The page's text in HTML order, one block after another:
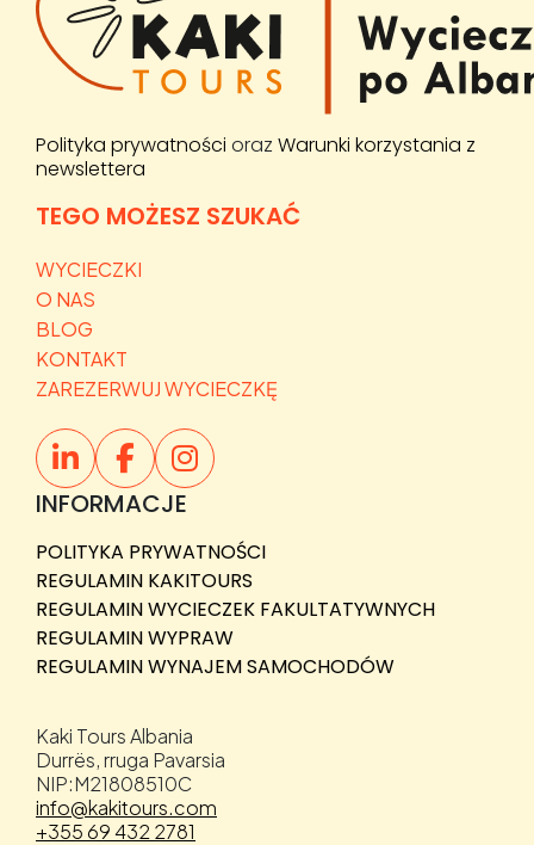
Polityka prywatności oraz Warunki korzystania z
newslettera
TEGO MOŻESZ SZUKAĆ
WYCIECZKI
O NAS
BLOG
KONTAKT
ZAREZERWUJ WYCIECZKĘ
INFORMACJE
POLITYKA PRYWATNOŚCI
REGULAMIN KAKITOURS
REGULAMIN WYCIECZEK FAKULTATYWNYCH
REGULAMIN WYPRAW
REGULAMIN WYNAJEM SAMOCHODÓW
Kaki Tours Albania
Durrës, rruga Pavarsia
NIP:M21808510C
info@kakitours.com
+355 69 432 2781